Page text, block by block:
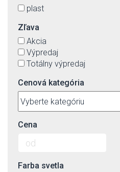
plast
Zľava
Akcia
Výpredaj
Totálny výpredaj
Cenová kategória
Cena
Farba svetla